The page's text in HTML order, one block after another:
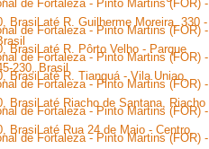
de Fortaleza - Pinto Martins (FOR) -
Brasil até R. Guilherme Moreira, 330 -
de Fortaleza - Pinto Martins (FOR) -
Brasil até R. Pôrto Velho - Parque
230, Brasil
de Fortaleza - Pinto Martins (FOR) -
Brasil até R. Tianguá - Vila Uniao,
de Fortaleza - Pinto Martins (FOR) -
Brasil até Riacho de Santana, Riacho
de Fortaleza - Pinto Martins (FOR) -
Brasil até Rua 24 de Maio - Centro,
de Fortaleza - Pinto Martins (FOR) -